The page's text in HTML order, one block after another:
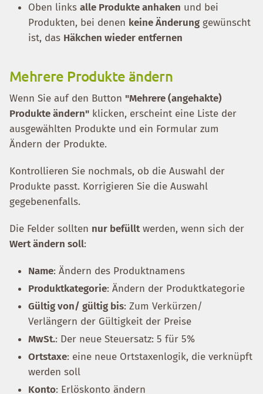
Oben links alle Produkte anhaken und bei
Produkten, bei denen keine Änderung gewünscht
ist, das Häkchen wieder entfernen
Mehrere Produkte ändern
Wenn Sie auf den Button "Mehrere (angehakte)
Produkte ändern" klicken, erscheint eine Liste der
ausgewählten Produkte und ein Formular zum
Ändern der Produkte.
Kontrollieren Sie nochmals, ob die Auswahl der
Produkte passt. Korrigieren Sie die Auswahl
gegebenenfalls.
Die Felder sollten nur befülltwerden, wenn sich der
Wert ändern soll:
Name: Ändern des Produktnamens
Produktkategorie: Ändern der Produktkategorie
Gültig von/ gültig bis: Zum Verkürzen/
Verlängern der Gültigkeit der Preise
MwSt.: Der neue Steuersatz: 5 für 5%
Ortstaxe: eine neue Ortstaxenlogik, die verknüpft
werden soll
Konto: Erlöskonto ändern